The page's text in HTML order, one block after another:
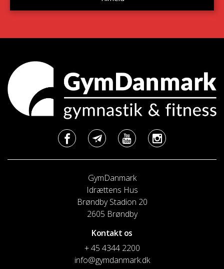
GymDanmark
Idrættens Hus
Brøndby Stadion 20
2605 Brøndby
Kontakt os
+ 45 4344 2200
info@gymdanmark.dk